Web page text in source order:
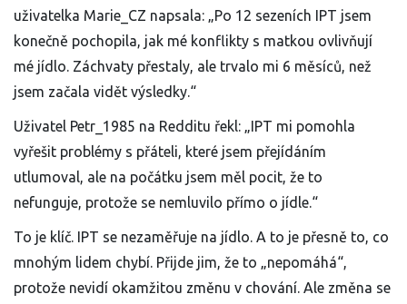
uživatelka Marie_CZ napsala: „Po 12 sezeních IPT jsem
konečně pochopila, jak mé konflikty s matkou ovlivňují
mé jídlo. Záchvaty přestaly, ale trvalo mi 6 měsíců, než
jsem začala vidět výsledky.“
Uživatel Petr_1985 na Redditu řekl: „IPT mi pomohla
vyřešit problémy s přáteli, které jsem přejídáním
utlumoval, ale na počátku jsem měl pocit, že to
nefunguje, protože se nemluvilo přímo o jídle.“
To je klíč. IPT se nezaměřuje na jídlo. A to je přesně to, co
mnohým lidem chybí. Přijde jim, že to „nepomáhá“,
protože nevidí okamžitou změnu v chování. Ale změna se